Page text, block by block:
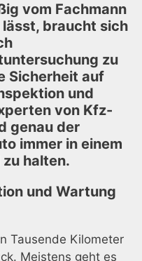
vom Fachmann
braucht sich
zu
Sicherheit auf
und
von Kfz-
genau der
immer in einem
halten.
und Wartung
Tausende Kilometer
Meistens geht es